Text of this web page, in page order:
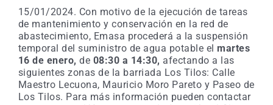
15/01/2024. Con motivo de la ejecución de tareas
de mantenimiento y conservación en la red de
abastecimiento, Emasa procederá a la suspensión
temporal del suministro de agua potable el martes
16 de enero, de 08:30 a 14:30, afectando a las
siguientes zonas de la barriada Los Tilos: Calle
Maestro Lecuona, Mauricio Moro Pareto y Paseo de
Los Tilos. Para más información pueden contactar